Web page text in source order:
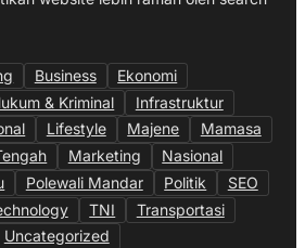
Business
Ekonomi
& Kriminal
Infrastruktur
Lifestyle Majene
Mamasa
Marketing
Nasional
Polewali Mandar Politik
SEO
TNI
Transportasi
Uncategorized